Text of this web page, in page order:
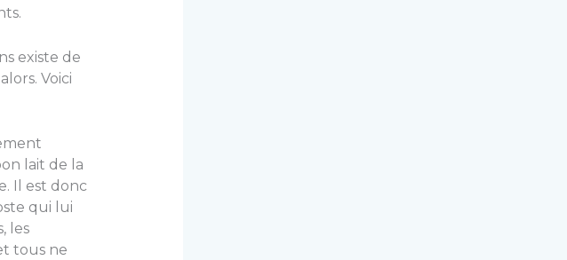
existe de
Voici
lait de la
Il est donc
qui lui
les
tous ne